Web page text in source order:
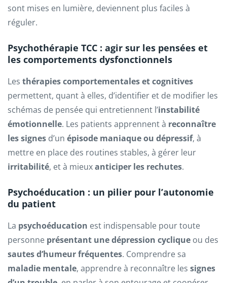
sont mises en lumière, deviennent plus faciles à
réguler.
Psychothérapie TCC : agir sur les pensées et
les comportements dysfonctionnels
Les thérapies comportementales et cognitives
permettent, quant à elles, d’identifier et de modifier les
schémas de pensée qui entretiennent l’instabilité
émotionnelle. Les patients apprennent à reconnaître
les signes d’un épisode maniaque ou dépressif, à
mettre en place des routines stables, à gérer leur
irritabilité, et à mieuxanticiper les rechutes.
Psychoéducation : un pilier pour l’autonomie
du patient
La psychoéducation est indispensable pour toute
personne présentant une dépression cyclique ou des
sautes d’humeur fréquentes. Comprendre sa
maladie mentale, apprendre à reconnaître les signes